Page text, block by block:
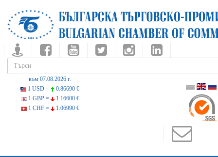
към 07.08.2026 г.
1 USD =
0.86690 €
1 GBP =
1.16600 €
1 CHF =
1.06990 €